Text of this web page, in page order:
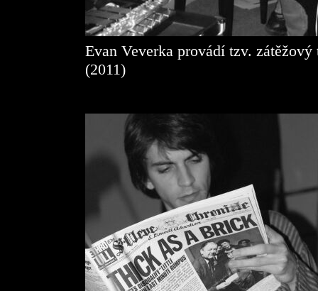
Evan Veverka provádí tzv.
(2011)